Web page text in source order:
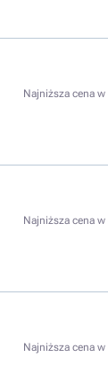
Najniższa cena
Najniższa cena
Najniższa cena